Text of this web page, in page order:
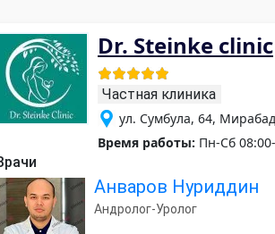
Dr. Steinke clinic
Частная клиника
ул. Сумбула, 64,
Время работы: Пн-Сб
Анваров Нуриддин
Андролог-Уролог